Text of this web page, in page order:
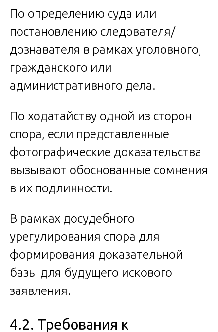
По определению суда или
постановлению следователя/
дознавателя в рамках уголовного,
гражданского или
административного дела.
По ходатайству одной из сторон
спора, если представленные
фотографические доказательства
вызывают обоснованные сомнения
в их подлинности.
В рамках досудебного
урегулирования спора для
формирования доказательной
базы для будущего искового
заявления.
4.2. Требования к